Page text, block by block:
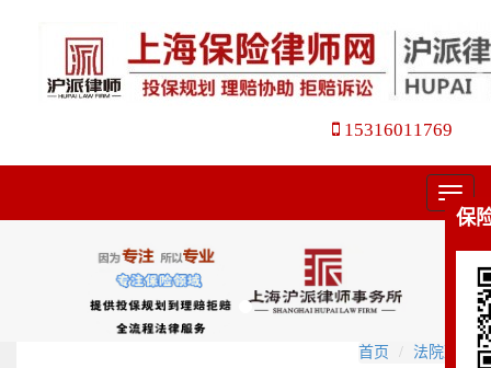
15316011769
菜
单
首页 法院观点
保